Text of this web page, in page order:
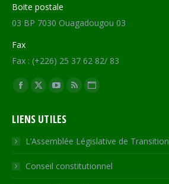
Boite postale
03 BP 7030 Ouagadougou 03
Fax
Fax : (+226) 25 37 62 82/ 83
Trouvez nous sur :
Facebook
opens
in
new
window
X
opens
in
new
window
YouTube
opens
in
new
window
RSS
in
new
window
Site
opens
in
new
LIENS UTILES
L’Assemblée Législative de Transition
Conseil constitutionnel